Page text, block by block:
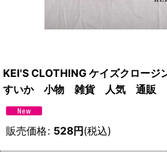
KEI'S CLOTHING ケイズクロー
すいか 小物 雑貨 人気 通販 【
販売価格: 528円(税込)